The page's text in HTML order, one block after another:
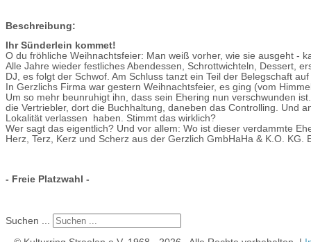
Beschreibung:
Ihr Sünderlein kommet!
O du fröhliche Weihnachtsfeier: Man weiß vorher, wie sie ausgeht -
Alle Jahre wieder festliches Abendessen, Schrottwichteln, Dessert,
DJ, es folgt der Schwof. Am Schluss tanzt ein Teil der Belegschaft
In Gerzlichs Firma war gestern Weihnachtsfeier, es ging (vom
Um so mehr beunruhigt ihn, dass sein Ehering nun verschwunden
die Vertriebler, dort die Buchhaltung, daneben das Controlling. Und
Lokalität verlassen haben. Stimmt das wirklich?
Wer sagt das eigentlich? Und vor allem: Wo ist dieser verdammte
Herz, Terz, Kerz und Scherz aus der Gerzlich GmbHaHa & K.O.
- Freie Platzwahl -
Suchen ...